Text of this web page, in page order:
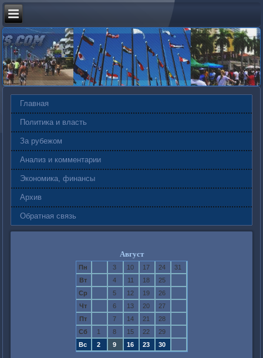
Главная
Политика и власть
За рубежом
Анализ и комментарии
Экономика, финансы
Архив
Обратная связь
Август
Пн 3 10 17 24
31
Вт
4 11 18
25
Ср
5 12 19
26
Чт
6 13 20
27
Пт
7 14 21
28
Сб
1 8 15 22
29
Вс
2 9 16 23 30